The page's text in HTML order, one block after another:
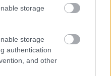
storage
storage
authentication
and other